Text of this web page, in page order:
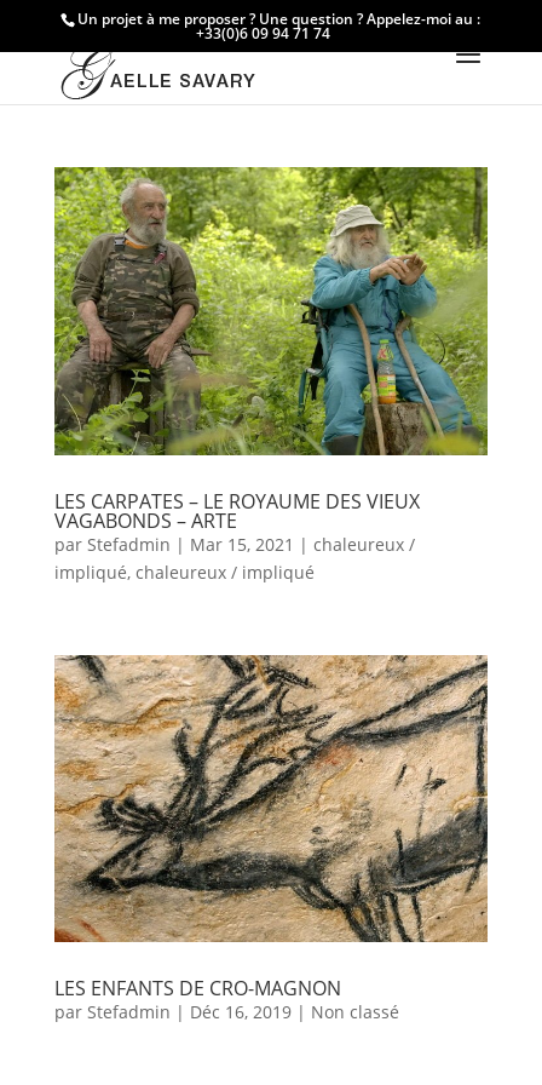
Un projet à me proposer ? Une question ? Appelez-moi au :
+33(0)6 09 94 71 74
LES CARPATES – LE ROYAUME DES VIEUX
VAGABONDS – ARTE
par Stefadmin | Mar 15, 2021 | chaleureux /
impliqué, chaleureux / impliqué
LES ENFANTS DE CRO-MAGNON
par Stefadmin | Déc 16, 2019| Non classé